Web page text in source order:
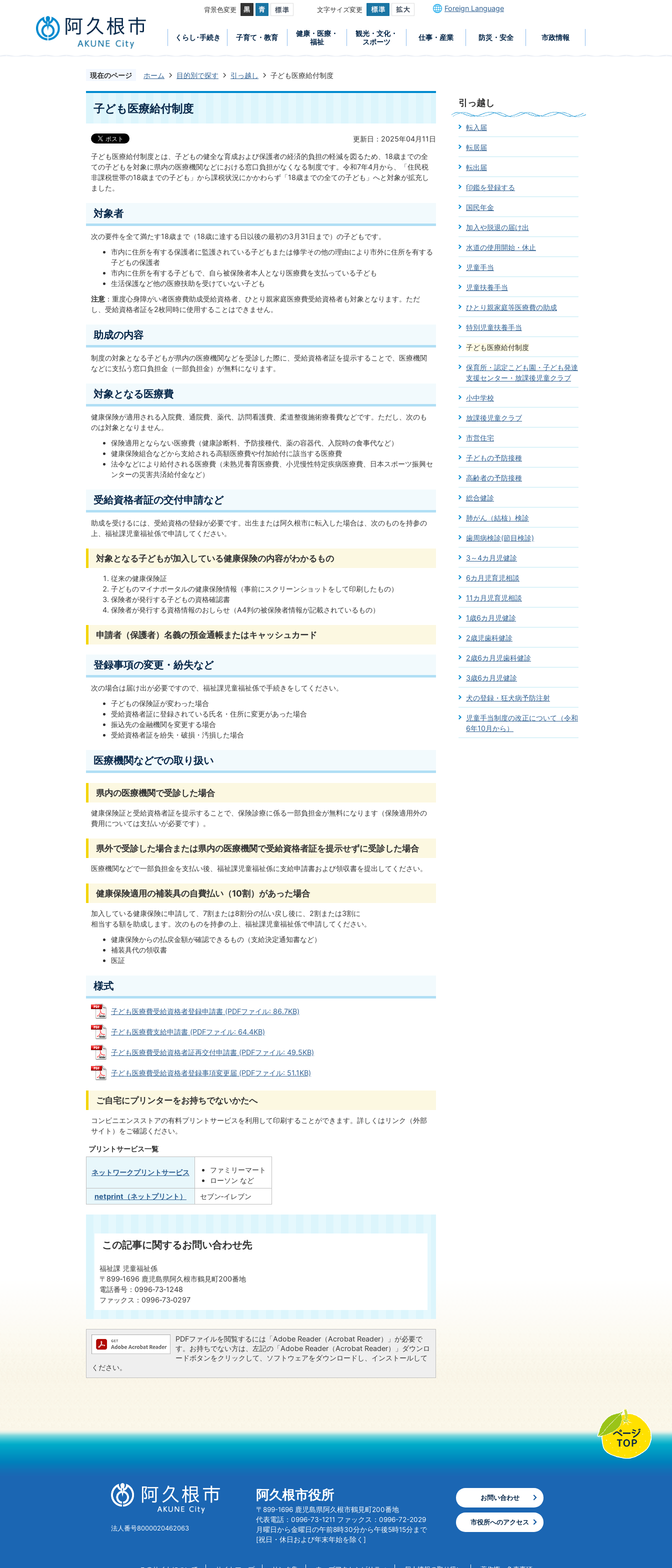
背景色変更 文字サイズ変更 Foreign Language
くらし･手続き 子育て・教育
健康・医療・
福祉
観光・文化・
スポーツ
仕事・産業 防災・安全 市政情報
現在のページ ホーム 目的別で探す 引っ越し 子ども医療給付制度
子ども医療給付制度
更新日：2025年04月11日
子ども医療給付制度とは、子どもの健全な育成および保護者の経済的負担の軽減を図るため、18歳までの全
ての子どもを対象に県内の医療機関などにおける窓口負担がなくなる制度です。令和7年4月から、「住民税
非課税世帯の18歳までの子ども」から課税状況にかかわらず「18歳までの全ての子ども」へと対象が拡充し
ました。
対象者
次の要件を全て満たす18歳まで（18歳に達する日以後の最初の3月31日まで）の子どもです。
市内に住所を有する保護者に監護されている子どもまたは修学その他の理由により市外に住所を有する
子どもの保護者
市内に住所を有する子どもで、自ら被保険者本人となり医療費を支払っている子ども
生活保護など他の医療扶助を受けていない子ども
注意 ：重度心身障がい者医療費助成受給資格者、ひとり親家庭医療費受給資格者も対象となります。ただ
し、受給資格者証を2枚同時に使用することはできません。
助成の内容
制度の対象となる子どもが県内の医療機関などを受診した際に、受給資格者証を提示することで、医療機関
などに支払う窓口負担金（一部負担金）が無料になります。
対象となる医療費
健康保険が適用される入院費、通院費、薬代、訪問看護費、柔道整復施術療養費などです。ただし、次のも
のは対象となりません。
保険適用とならない医療費（健康診断料、予防接種代、薬の容器代、入院時の食事代など）
健康保険組合などから支給される高額医療費や付加給付に該当する医療費
法令などにより給付される医療費（未熟児養育医療費、小児慢性特定疾病医療費、日本スポーツ振興セ
ンターの災害共済給付金など）
受給資格者証の交付申請など
助成を受けるには、受給資格の登録が必要です。出生または阿久根市に転入した場合は、次のものを持参の
上、福祉課児童福祉係で申請してください。
対象となる子どもが加入している健康保険の内容がわかるもの
従来の健康保険証
子どものマイナポータルの健康保険情報（事前にスクリーンショットをして印刷したもの）
保険者が発行する子どもの資格確認書
保険者が発行する資格情報のおしらせ（A4判の被保険者情報が記載されているもの）
申請者（保護者）名義の預金通帳またはキャッシュカード
登録事項の変更・紛失など
次の場合は届け出が必要ですので、福祉課児童福祉係で手続きをしてください。
子どもの保険証が変わった場合
受給資格者証に登録されている氏名・住所に変更があった場合
振込先の金融機関を変更する場合
受給資格者証を紛失・破損・汚損した場合
医療機関などでの取り扱い
県内の医療機関で受診した場合
健康保険証と受給資格者証を提示することで、保険診療に係る一部負担金が無料になります（保険適用外の
費用については支払いが必要です）。
県外で受診した場合または県内の医療機関で受給資格者証を提示せずに受診した場合
医療機関などで一部負担金を支払い後、福祉課児童福祉係に支給申請書および領収書を提出してください。
健康保険適用の補装具の自費払い（10割）があった場合
加入している健康保険に申請して、7割または8割分の払い戻し後に、2割または3割に
相当する額を助成します。次のものを持参の上、福祉課児童福祉係で申請してください。
健康保険からの払戻金額が確認できるもの（支給決定通知書など）
補装具代の領収書
医証
様式
子ども医療費受給資格者登録申請書 (PDFファイル: 86.7KB)
子ども医療費支給申請書 (PDFファイル: 64.4KB)
子ども医療費受給資格者証再交付申請書 (PDFファイル: 49.5KB)
子ども医療費受給資格者登録事項変更届 (PDFファイル: 51.1KB)
ご自宅にプリンターをお持ちでないかたへ
コンビニエンスストアの有料プリントサービスを利用して印刷することができます。詳しくはリンク（外部
サイト）をご確認ください。
プリントサービス一覧
ネットワークプリントサービス
ファミリーマート
ローソン など
netprint（ネットプリント）
セブン‐イレブン
この記事に関するお問い合わせ先
福祉課 児童福祉係
〒899‐1696 鹿児島県阿久根市鶴見町200番地
電話番号：0996‐73‐1248
ファックス：0996‐73‐0297
PDFファイルを閲覧するには「Adobe Reader（Acrobat Reader）」が必要で
す。お持ちでない方は、左記の「Adobe Reader（Acrobat Reader）」ダウンロ
ードボタンをクリックして、ソフトウェアをダウンロードし、インストールして
ください。
引っ越し
転入届
転居届
転出届
印鑑を登録する
国民年金
加入や脱退の届け出
水道の使用開始・休止
児童手当
児童扶養手当
ひとり親家庭等医療費の助成
特別児童扶養手当
子ども医療給付制度
保育所・認定こども園・子ども発達
支援センター・放課後児童クラブ
小中学校
放課後児童クラブ
市営住宅
子どもの予防接種
高齢者の予防接種
総合健診
肺がん（結核）検診
歯周病検診(節目検診)
3～4カ月児健診
6カ月児育児相談
11カ月児育児相談
1歳6カ月児健診
2歳児歯科健診
2歳6カ月児歯科健診
3歳6カ月児健診
犬の登録・狂犬病予防注射
児童手当制度の改正について（令和
6年10月から）
法人番号8000020462063
阿久根市役所
〒899-1696 鹿児島県阿久根市鶴見町200番地
代表電話：0996-73-1211 ファックス：0996-72-2029
月曜日から金曜日の午前8時30分から午後5時15分まで
[祝日・休日および年末年始を除く]
お問い合わせ
市役所へのアクセス